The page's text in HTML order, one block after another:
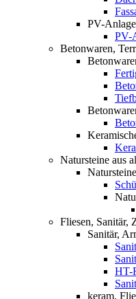
PV-
PV-
Betonwaren,
Natursteine aus
Fliesen, Sanitär,
Sanitär,
HT-
keram.